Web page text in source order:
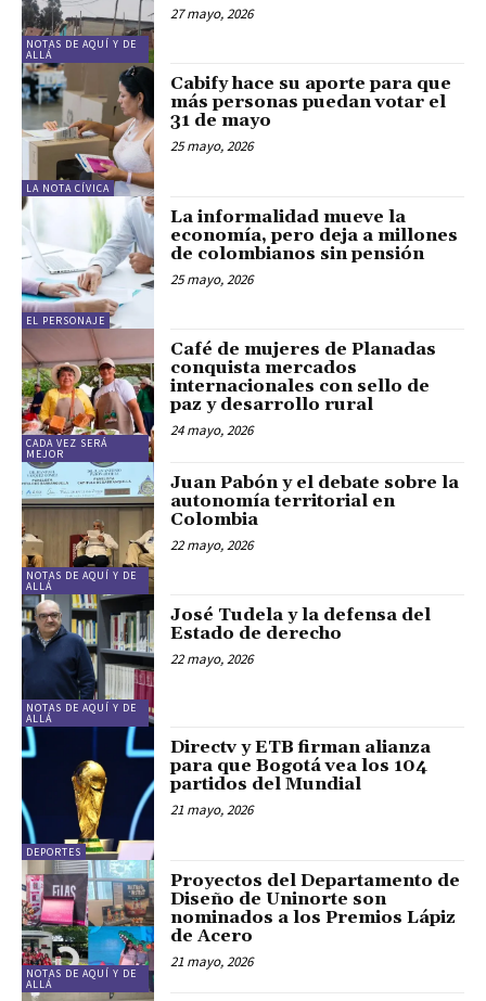
NOTAS DE AQUÍ Y DE
ALLÁ
27 mayo, 2026
LA NOTA CÍVICA
Cabify hace su aporte para que
más personas puedan votar el
31 de mayo
25 mayo, 2026
EL PERSONAJE
La informalidad mueve la
economía, pero deja a millones
de colombianos sin pensión
25 mayo, 2026
CADA VEZ SERÁ
MEJOR
Café de mujeres de Planadas
conquista mercados
internacionales con sello de
paz y desarrollo rural
24 mayo, 2026
NOTAS DE AQUÍ Y DE
ALLÁ
Juan Pabón y el debate sobre la
autonomía territorial en
Colombia
22 mayo, 2026
NOTAS DE AQUÍ Y DE
ALLÁ
José Tudela y la defensa del
Estado de derecho
22 mayo, 2026
DEPORTES
Directv y ETB firman alianza
para que Bogotá vea los 104
partidos del Mundial
21 mayo, 2026
NOTAS DE AQUÍ Y DE
ALLÁ
Proyectos del Departamento de
Diseño de Uninorte son
nominados a los Premios Lápiz
de Acero
21 mayo, 2026